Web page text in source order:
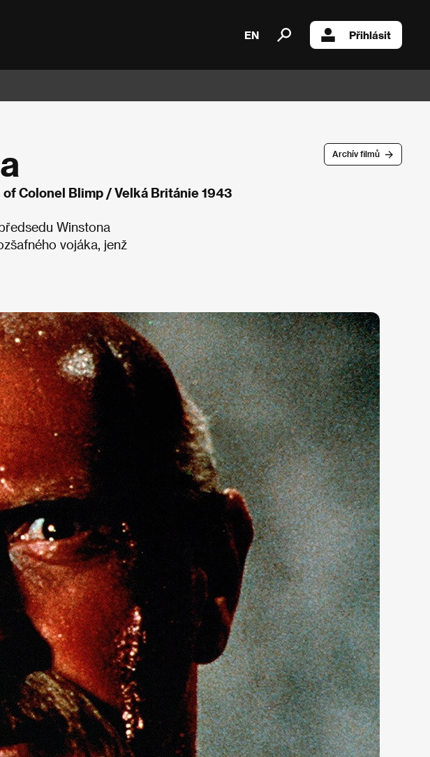
EN Přihlásit
Archív filmů
Colonel Blimp / Velká Británie 1943
Winstona
vojáka, jenž